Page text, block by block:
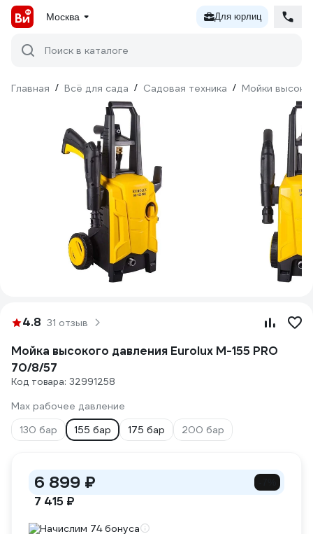
Москва Для юрлиц
Поиск в каталоге
Главная / Всё для сада / Садовая техника / Мойки
4.8 31 отзыв
Мойка высокого давления Eurolux M-155 PRO
70/8/57
Код товара: 32991258
Мах рабочее давление
130 бар
155 бар 175 бар 200 бар
6 899 ₽
7 415 ₽
Начислим 74 бонуса